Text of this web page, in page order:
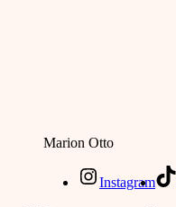
Marion Otto
Instagram